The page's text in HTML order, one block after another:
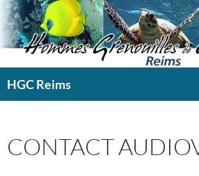
Aller
au
contenu
HGC Reims
CONTACT